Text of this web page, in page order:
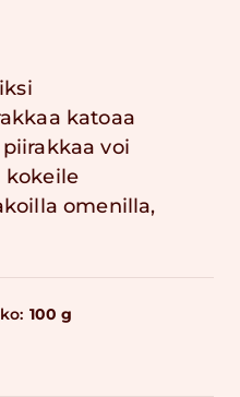
katoaa
voi
kokeile
omenilla,
100 g